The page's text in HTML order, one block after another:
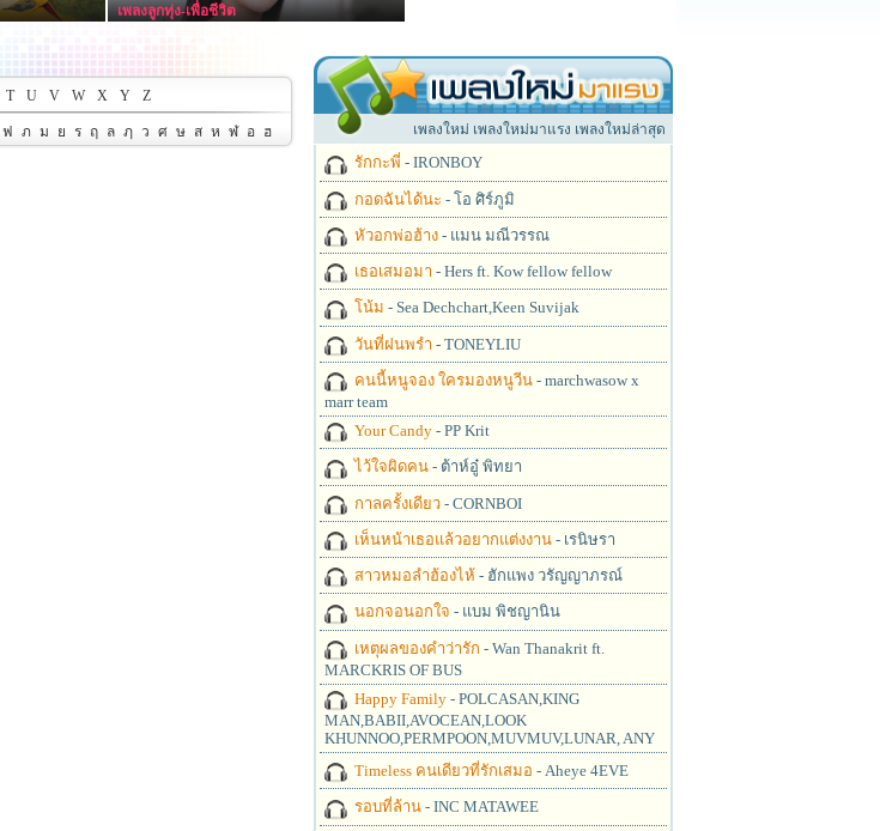
เพลงลูกทุ่ง-เพื่อชีวิต
T U V W X Y Z
ฟ ภ ม ย ร ฤ ล ฦ ว ศ ษ ส ห ฬ อ ฮ เพลงใหม่ เพลงใหม่มาแรง เพลงใหม่ล่าสุด
รักกะพี่ - IRONBOY
กอดฉันได้นะ - โอ ศิร์ภูมิ
หัวอกพ่อฮ้าง- แมน มณีวรรณ
เธอเสมอมา - Hers ft. Kow fellow fellow
โน้ม - Sea Dechchart,Keen Suvijak
วันที่ฝนพรำ - TONEYLIU
คนนี้หนูจอง ใครมองหนูวีน- marchwasow x
marr team
Your Candy- PP Krit
ไว้ใจผิดคน- ต้าห์อู๋ พิทยา
กาลครั้งเดียว- CORNBOI
เห็นหน้าเธอแล้วอยากแต่งงาน- เรนิษรา
สาวหมอลำฮ้องไห้ - ฮักแพง วรัญญาภรณ์
นอกจอนอกใจ - แบม พิชญานิน
เหตุผลของคำว่ารัก - Wan Thanakrit ft.
MARCKRIS OF BUS
Happy Family- POLCASAN,KING
MAN,BABII,AVOCEAN,LOOK
KHUNNOO,PERMPOON,MUVMUV,LUNAR, ANY
Timeless คนเดียวที่รักเสมอ - Aheye 4EVE
รอบที่ล้าน- INC MATAWEE